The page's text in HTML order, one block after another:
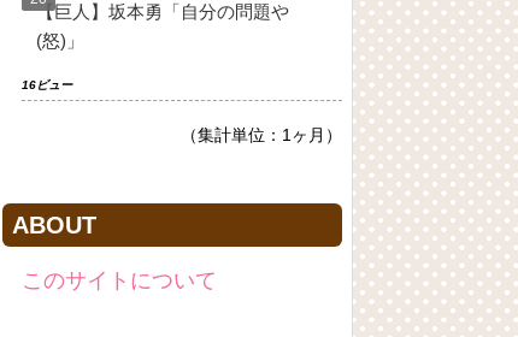
【巨人】坂本勇「自分の問題や
(怒)」
16ビュー
（集計単位：1ヶ月）
ABOUT
このサイトについて